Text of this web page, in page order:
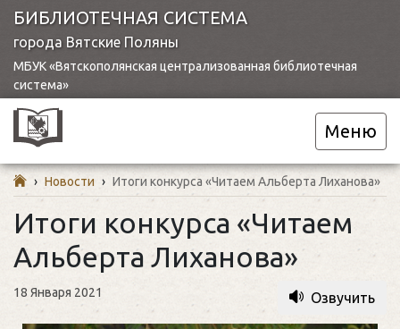
БИБЛИОТЕЧНАЯ СИСТЕМА
города Вятские Поляны
МБУК «Вятскополянская централизованная библиотечная
система»
Меню
› Новости › Итоги конкурса «Читаем Альберта Лиханова»
Итоги конкурса «Читаем
Альберта Лиханова»
18 Января 2021 Озвучить